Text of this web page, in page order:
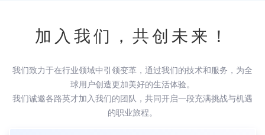
加入我们，共创未来！
我们致力于在行业领域中引领变革，通过我们的技术和服务，为全
球用户创造更加美好的生活体验。
我们诚邀各路英才加入我们的团队，共同开启一段充满挑战与机遇
的职业旅程。